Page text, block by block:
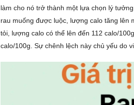
làm cho nó trở thành một lựa chọn lý
rau muống được luộc, lượng calo tăng lên
tỏi, lượng calo có thể lên đến 112 calo/
calo/100g. Sự chênh lệch này chủ yếu do